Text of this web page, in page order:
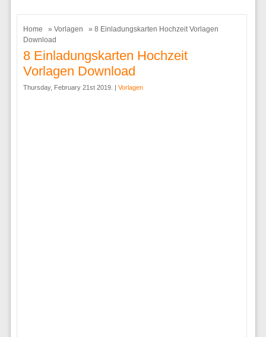
Home » Vorlagen
» 8 Einladungskarten Hochzeit Vorlagen
Download
8 Einladungskarten Hochzeit
Vorlagen Download
Thursday, February 21st 2019. | Vorlagen